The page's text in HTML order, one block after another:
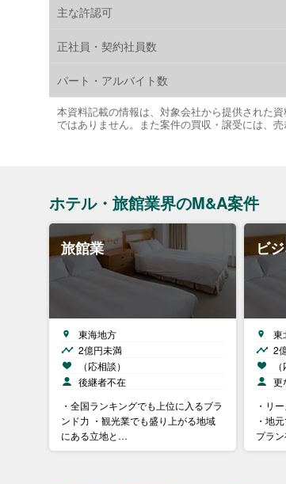
主な許認可
正社員・契約社員数
パート・アルバイト数
本資料記載の情報は、対象会社から提供された
ではありません。また案件の買収・譲受には、
ホテル・旅館業界のM&A案件
旅館業
東海地方
2億円未満
（応相談）
後継者不在
・全国ランキングでも上位に入るブラ
ンド力 ・観光業でも盛り上がる地域
にある立地と…
ビ
東
2
更
・リ
・地
プラン